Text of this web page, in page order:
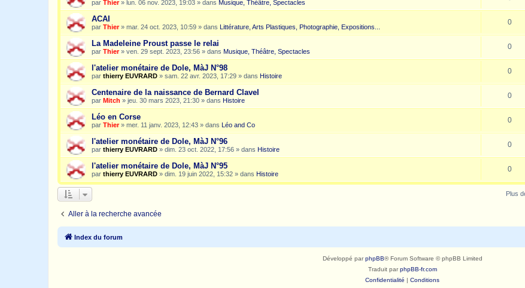
par Thier» lun. 06 nov. 2023, 19:03 » dans Musique, Théâtre, Spectacles
ACAI
par Thier» mar. 24 oct. 2023, 10:59 » dans Littérature, Arts Plastiques, Photographie, Expositions...
0
La Madeleine Proust passe le relai
par Thier» ven. 29 sept. 2023, 23:56 » dans Musique, Théâtre, Spectacles
0
l'atelier monétaire de Dole, MàJ N°98
par thierry EUVRARD » sam. 22 avr. 2023, 17:29 » dans Histoire
0
Centenaire de la naissance de Bernard Clavel
par Mitch » jeu. 30 mars 2023, 21:30 » dans Histoire
0
Léo en Corse
par Thier» mer. 11 janv. 2023, 12:43 » dans Léo and Co
0
l'atelier monétaire de Dole, MàJ N°96
par thierry EUVRARD » dim. 23 oct. 2022, 17:56 » dans Histoire
0
l'atelier monétaire de Dole, MàJ N°95
par thierry EUVRARD » dim. 19 juin 2022, 15:32 » dans Histoire
0
Plus
Aller à la recherche avancée
Index du forum
Développé parphpBB® Forum Software © phpBB Limited
Traduit parphpBB-fr.com
Confidentialité | Conditions